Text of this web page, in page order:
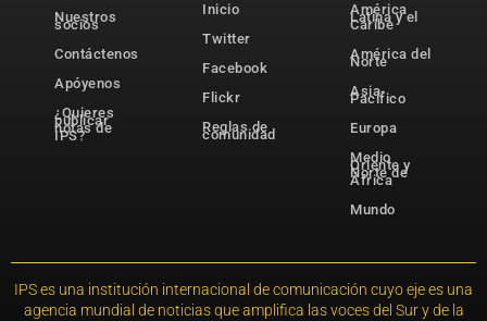
Nuestros
socios
Contáctenos
Apóyenos
¿Quieres
publicar
notas de
IPS?
Inicio
Twitter
Facebook
Flickr
Reglas de
comunidad
América
Latina y el
Caribe
América del
Norte
Asia-
Pacífico
Europa
Medio
Oriente y
Norte de
África
Mundo
IPS es una institución internacional de comunicación cuyo eje es una
agencia mundial de noticias que amplifica las voces del Sur y de la